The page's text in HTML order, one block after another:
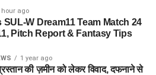
hour ago
SUL-W Dream11 Team Match 24
Pitch Report & Fantasy Tips
1 year ago
की ज़मीन को लेकर विवाद, दफनाने से